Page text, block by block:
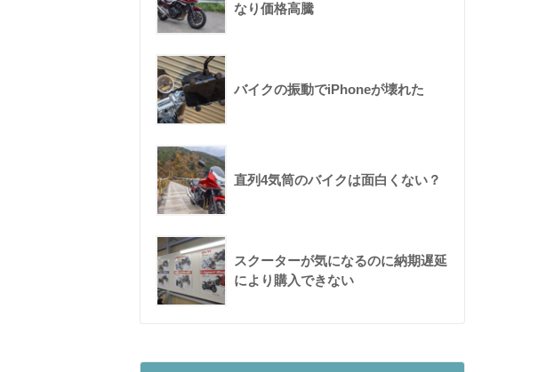
なり価格高騰
バイクの振動でiPhoneが壊れた
直列4気筒のバイクは面白くない？
スクーターが気になるのに納期遅延
により購入できない